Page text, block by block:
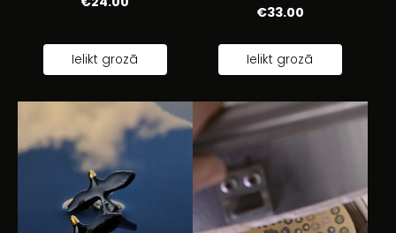
Ielikt grozā
€33.00
Ielikt grozā